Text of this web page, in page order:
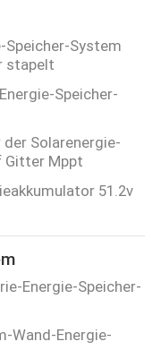
Speicher-System
stapelt
Speicher-
Solarenergie-
Gitter Mppt
51.2v
Energie-Speicher-
Wand-Energie-